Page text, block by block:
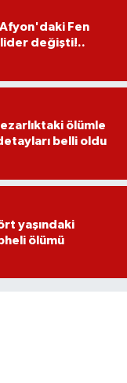
Afyon'daki Fen
lider değişti!..
ölümle
belli oldu
yaşındaki
ölümü